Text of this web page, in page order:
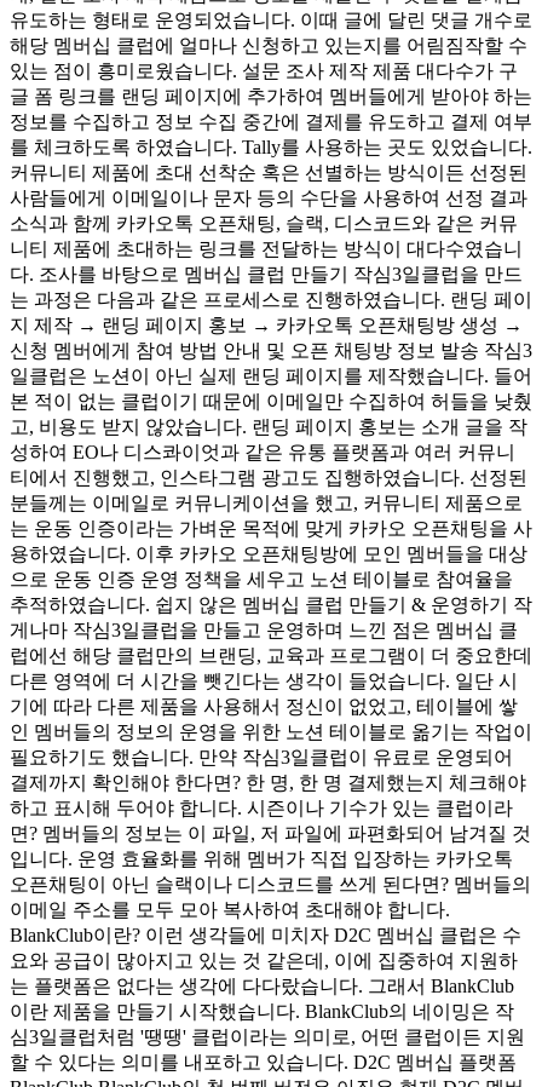
유도하는 형태로 운영되었습니다. 이때 글에 달린 댓글 개수로
해당 멤버십 클럽에 얼마나 신청하고 있는지를 어림짐작할 수
있는 점이 흥미로웠습니다. 설문 조사 제작 제품 대다수가 구
글 폼 링크를 랜딩 페이지에 추가하여 멤버들에게 받아야 하는
정보를 수집하고 정보 수집 중간에 결제를 유도하고 결제 여부
를 체크하도록 하였습니다. Tally를 사용하는 곳도 있었습니다.
커뮤니티 제품에 초대 선착순 혹은 선별하는 방식이든 선정된
사람들에게 이메일이나 문자 등의 수단을 사용하여 선정 결과
소식과 함께 카카오톡 오픈채팅, 슬랙, 디스코드와 같은 커뮤
니티 제품에 초대하는 링크를 전달하는 방식이 대다수였습니
다. 조사를 바탕으로 멤버십 클럽 만들기 작심3일클럽을 만드
는 과정은 다음과 같은 프로세스로 진행하였습니다. 랜딩 페이
지 제작 → 랜딩 페이지 홍보 → 카카오톡 오픈채팅방 생성 →
신청 멤버에게 참여 방법 안내 및 오픈 채팅방 정보 발송 작심3
일클럽은 노션이 아닌 실제 랜딩 페이지를 제작했습니다. 들어
본 적이 없는 클럽이기 때문에 이메일만 수집하여 허들을 낮췄
고, 비용도 받지 않았습니다. 랜딩 페이지 홍보는 소개 글을 작
성하여 EO나 디스콰이엇과 같은 유통 플랫폼과 여러 커뮤니
티에서 진행했고, 인스타그램 광고도 집행하였습니다. 선정된
분들께는 이메일로 커뮤니케이션을 했고, 커뮤니티 제품으로
는 운동 인증이라는 가벼운 목적에 맞게 카카오 오픈채팅을 사
용하였습니다. 이후 카카오 오픈채팅방에 모인 멤버들을 대상
으로 운동 인증 운영 정책을 세우고 노션 테이블로 참여율을
추적하였습니다. 쉽지 않은 멤버십 클럽 만들기 & 운영하기 작
게나마 작심3일클럽을 만들고 운영하며 느낀 점은 멤버십 클
럽에선 해당 클럽만의 브랜딩, 교육과 프로그램이 더 중요한데
다른 영역에 더 시간을 뺏긴다는 생각이 들었습니다. 일단 시
기에 따라 다른 제품을 사용해서 정신이 없었고, 테이블에 쌓
인 멤버들의 정보의 운영을 위한 노션 테이블로 옮기는 작업이
필요하기도 했습니다. 만약 작심3일클럽이 유료로 운영되어
결제까지 확인해야 한다면? 한 명, 한 명 결제했는지 체크해야
하고 표시해 두어야 합니다. 시즌이나 기수가 있는 클럽이라
면? 멤버들의 정보는 이 파일, 저 파일에 파편화되어 남겨질 것
입니다. 운영 효율화를 위해 멤버가 직접 입장하는 카카오톡
오픈채팅이 아닌 슬랙이나 디스코드를 쓰게 된다면? 멤버들의
이메일 주소를 모두 모아 복사하여 초대해야 합니다.
BlankClub이란? 이런 생각들에 미치자 D2C 멤버십 클럽은 수
요와 공급이 많아지고 있는 것 같은데, 이에 집중하여 지원하
는 플랫폼은 없다는 생각에 다다랐습니다. 그래서 BlankClub
이란 제품을 만들기 시작했습니다. BlankClub의 네이밍은 작
심3일클럽처럼 '땡땡' 클럽이라는 의미로, 어떤 클럽이든 지원
할 수 있다는 의미를 내포하고 있습니다. D2C 멤버십 플랫폼